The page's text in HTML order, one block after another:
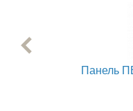
Панель